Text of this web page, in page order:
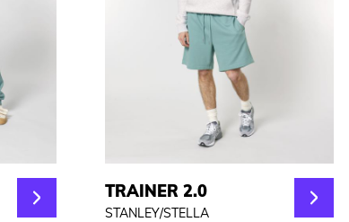
TRAINER 2.0
STANLEY/STELLA